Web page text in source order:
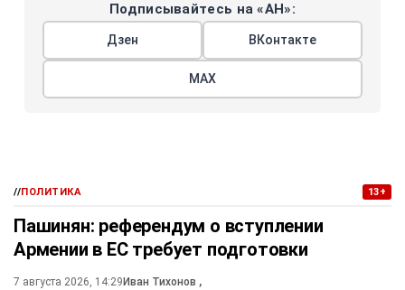
Подписывайтесь на «АН»:
Дзен ВКонтакте
МАХ
//ПОЛИТИКА 13+
Пашинян: референдум о вступлении
Армении в ЕС требует подготовки
7 августа 2026, 14:29 Иван Тихонов ,